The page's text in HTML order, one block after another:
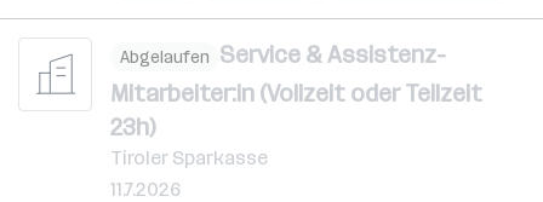
Abgelaufen Service & Assistenz-
Mitarbeiter:in (Vollzeit oder Teilzeit
23h)
Tiroler Sparkasse
11.7.2026